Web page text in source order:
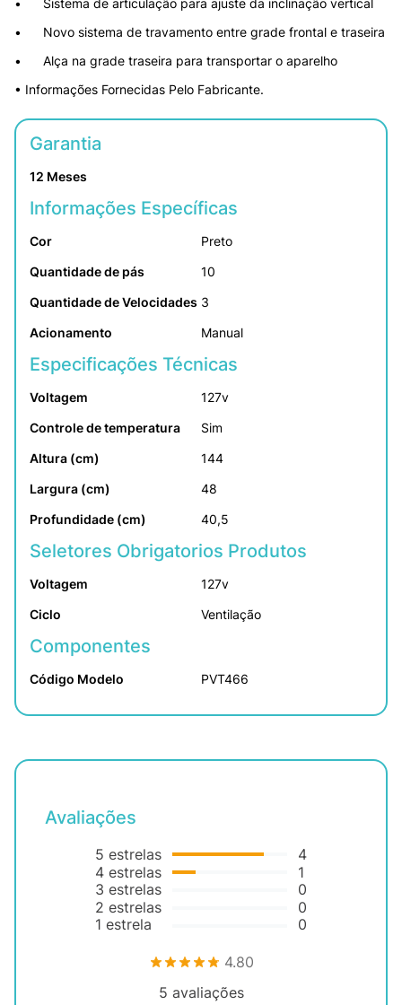
•	Novo sistema de travamento entre grade frontal e traseira
•	Alça na grade traseira para transportar o aparelho
• Informações Fornecidas Pelo Fabricante.
Garantia
12 Meses
Informações Específicas
Cor
Preto
Quantidade de pás
10
Quantidade de Velocidades 3
Acionamento
Manual
Especificações Técnicas
Voltagem
127v
Controle de temperatura
Sim
Altura (cm)
144
Largura (cm)
48
Profundidade (cm)
40,5
Seletores Obrigatorios Produtos
Voltagem
127v
Ciclo
Ventilação
Componentes
Código Modelo PVT466
Avaliações
5 estrelas
4 estrelas
3 estrelas
2 estrelas
1 estrela
4
1
0
0
0
4.80
5 avaliações